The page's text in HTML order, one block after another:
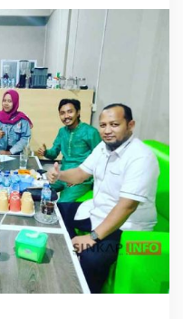
s
i
I
n
t
e
r
n
a
l
,
K
e
u
a
P